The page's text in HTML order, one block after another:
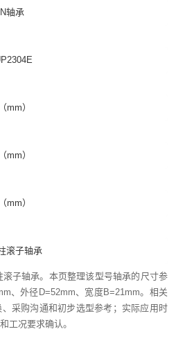
轴承
mm）
mm）
mm）
滚子轴承
滚子轴承。本页整理该型号轴承的尺寸参
、外径D=52mm、宽度B=21mm。相关
采购沟通和初步选型参考；实际应用时
工况要求确认。